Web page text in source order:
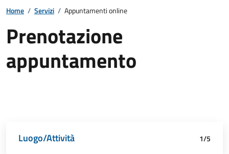
Home / Servizi / Appuntamenti online
Prenotazione
appuntamento
Luogo/Attività
Dettagli appuntamento
Richiedente
Data e orario
Riepilogo 1/5